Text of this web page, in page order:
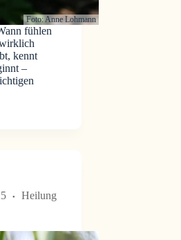
Foto: Anne Lohmann
fühlen
kennt
–
Heilung